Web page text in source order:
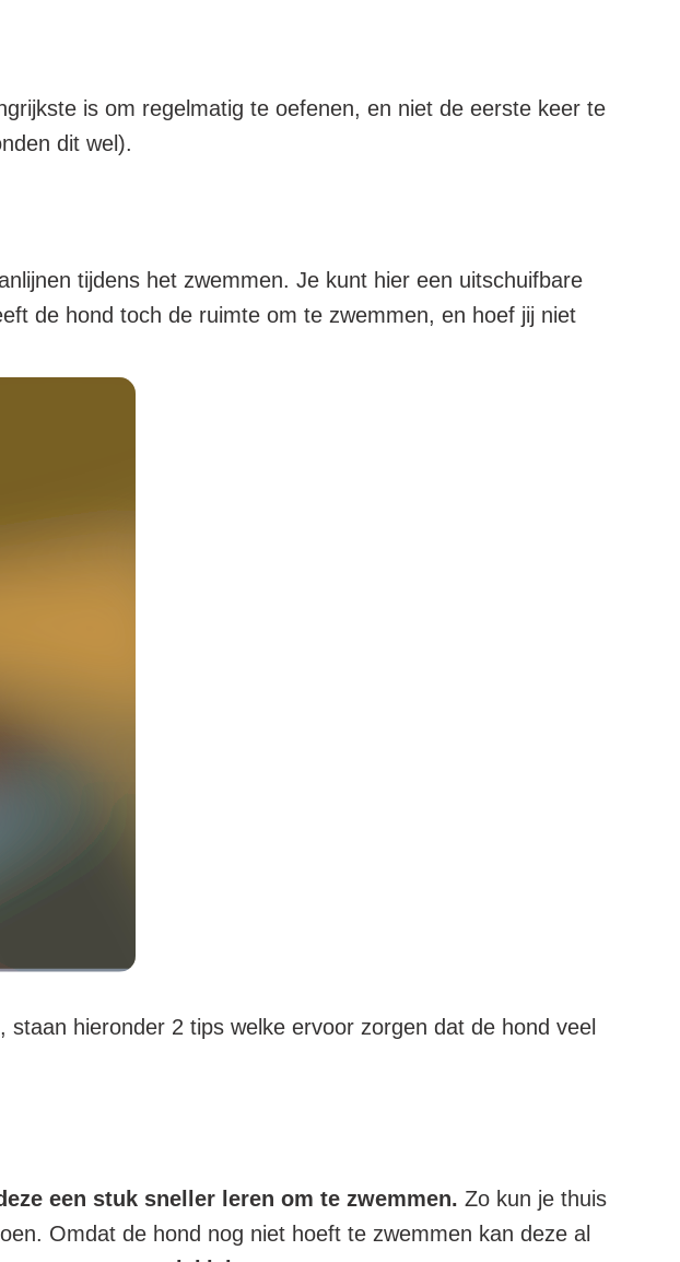
is om regelmatig te oefenen, en niet de eerste keer te
dit wel).
tijdens het zwemmen. Je kunt hier een uitschuifbare
de hond toch de ruimte om te zwemmen, en hoef jij niet
hieronder 2 tips welke ervoor zorgen dat de hond veel
een stuk sneller leren om te zwemmen. Zo kun je thuis
Omdat de hond nog niet hoeft te zwemmen kan deze al